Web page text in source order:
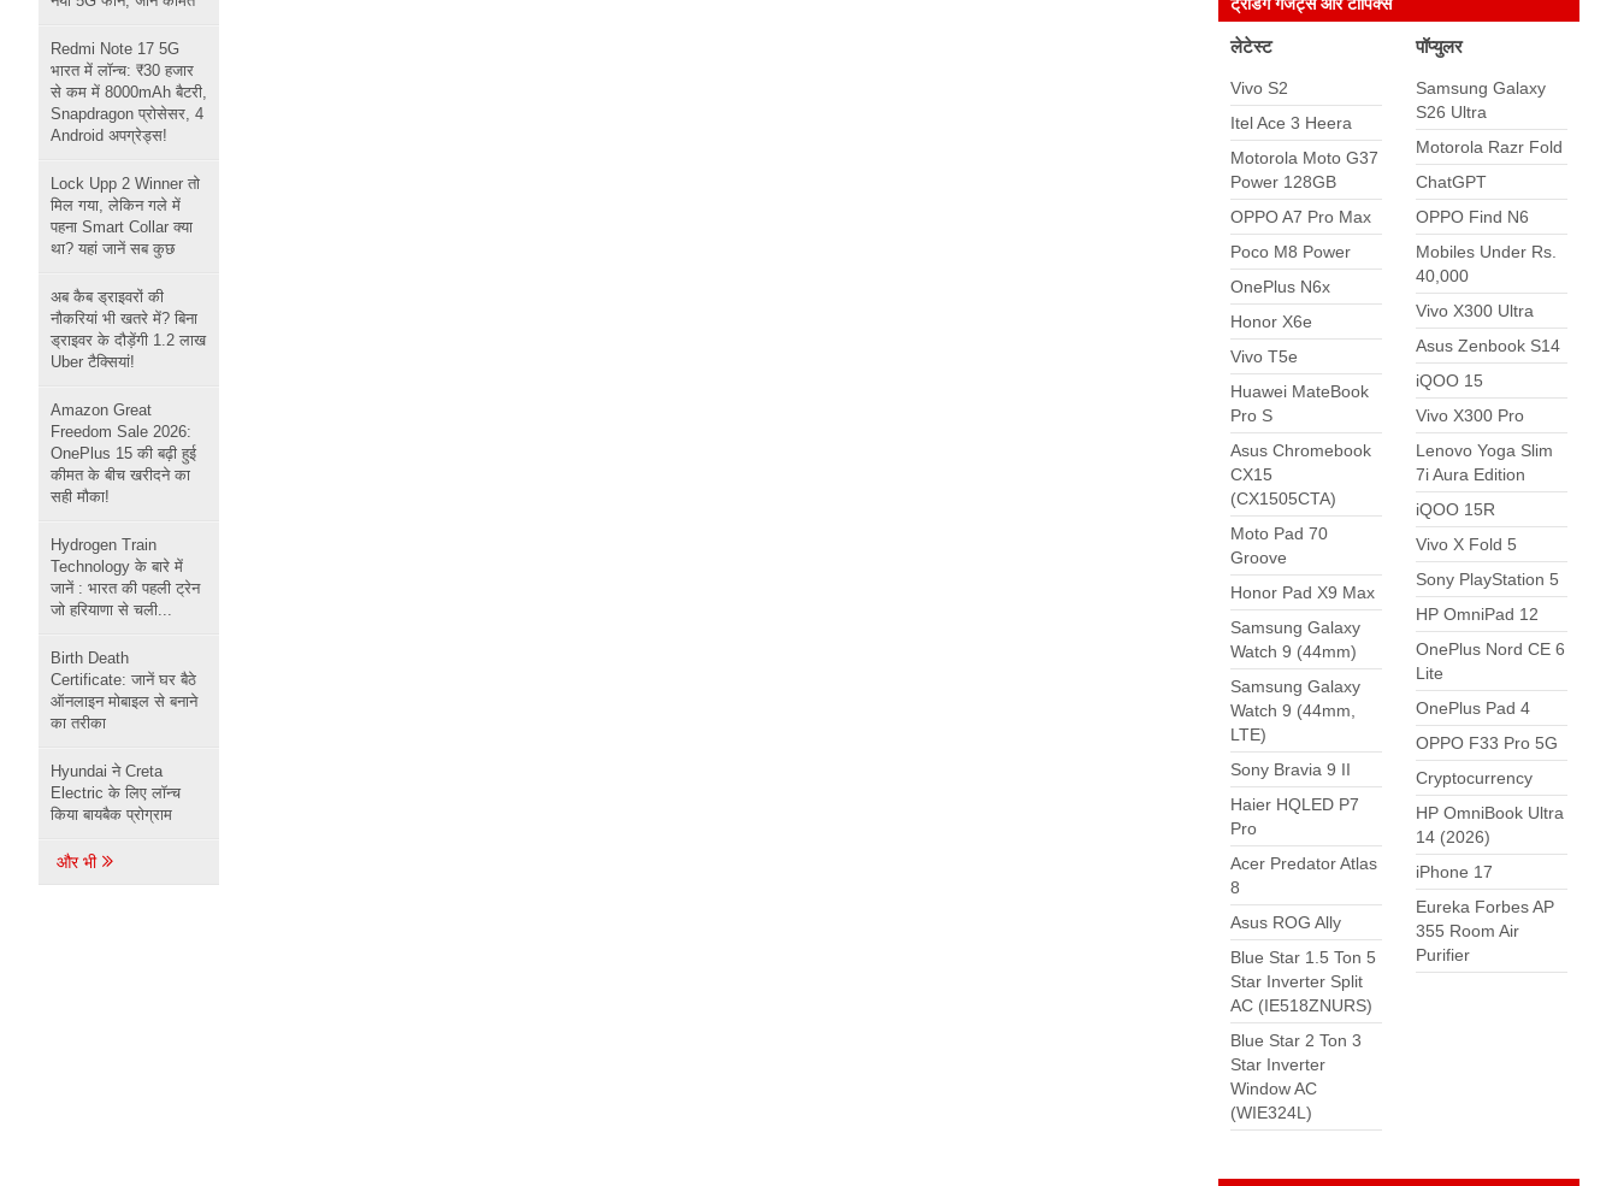
लेटेस्ट
Vivo S2
Itel Ace 3 Heera
Motorola Moto G37
Power 128GB
OPPO A7 Pro Max
Poco M8 Power
OnePlus N6x
Honor X6e
Vivo T5e
Huawei MateBook
Pro S
Asus Chromebook
CX15
(CX1505CTA)
Moto Pad 70
Groove
Honor Pad X9 Max
Samsung Galaxy
Watch 9 (44mm)
Samsung Galaxy
Watch 9 (44mm,
LTE)
Sony Bravia 9 II
Haier HQLED P7
Pro
Acer Predator Atlas
8
Asus ROG Ally
Blue Star 1.5 Ton 5
Star Inverter Split
AC (IE518ZNURS)
Blue Star 2 Ton 3
Star Inverter
Window AC
(WIE324L)
पॉप्युलर
Samsung Galaxy
S26 Ultra
Motorola Razr Fold
ChatGPT
OPPO Find N6
Mobiles Under Rs.
40,000
Vivo X300 Ultra
Asus Zenbook S14
iQOO 15
Vivo X300 Pro
Lenovo Yoga Slim
7i Aura Edition
iQOO 15R
Vivo X Fold 5
Sony PlayStation 5
HP OmniPad 12
OnePlus Nord CE 6
Lite
OnePlus Pad 4
OPPO F33 Pro 5G
Cryptocurrency
HP OmniBook Ultra
14 (2026)
iPhone 17
Eureka Forbes AP
355 Room Air
Purifier
Redmi Note 17 5G
भारत में लॉन्च: ₹30 हजार
से कम में 8000mAh बैटरी,
Snapdragon प्रोसेसर, 4
Android अपग्रेड्स!
Lock Upp 2 Winner तो
मिल गया, लेकिन गले में
पहना Smart Collar क्या
था? यहां जानें सब कुछ
अब कैब ड्राइवरों की
नौकरियां भी खतरे में? बिना
ड्राइवर के दौड़ेंगी 1.2 लाख
Uber टैक्सियां!
Amazon Great
Freedom Sale 2026:
OnePlus 15 की बढ़ी हुई
कीमत के बीच खरीदने का
सही मौका!
Hydrogen Train
Technology के बारे में
जानें : भारत की पहली ट्रेन
जो हरियाणा से चली...
Birth Death
Certificate: जानें घर बैठे
ऑनलाइन मोबाइल से बनाने
का तरीका
Hyundai ने Creta
Electric के लिए लॉन्च
किया बायबैक प्रोग्राम
और भी